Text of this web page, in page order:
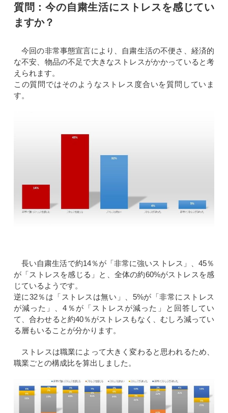
質問：今の自粛生活にストレスを感じてい
ますか？
今回の非常事態宣言により、自粛生活の不便さ、経済的
な不安、物品の不足で大きなストレスがかかっていると考
えられます。
この質問ではそのようなストレス度合いを質問していま
す。
長い自粛生活で約14％が「非常に強いストレス」、45％
が「ストレスを感じる」と、全体の約60%がストレスを感
じているようです。
逆に32％は「ストレスは無い」、5%が「非常にストレス
が減った」、4％が「ストレスが減った」と回答してい
て、合わせると約40％がストレスもなく、むしろ減ってい
る層もいることが分かります。
ストレスは職業によって大きく変わると思われるため、
職業ごとの構成比を算出しました。